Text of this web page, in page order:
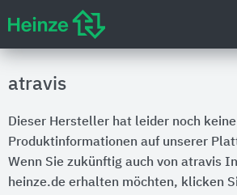
atravis
Dieser Hersteller hat leider noch
Produktinformationen auf unserer
Wenn Sie zukünftig auch von atravis
heinze.de erhalten möchten, klicken